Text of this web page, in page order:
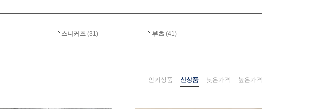
스니커즈(31) 부츠 (41)
인기상품 신상품 낮은가격 높은가격